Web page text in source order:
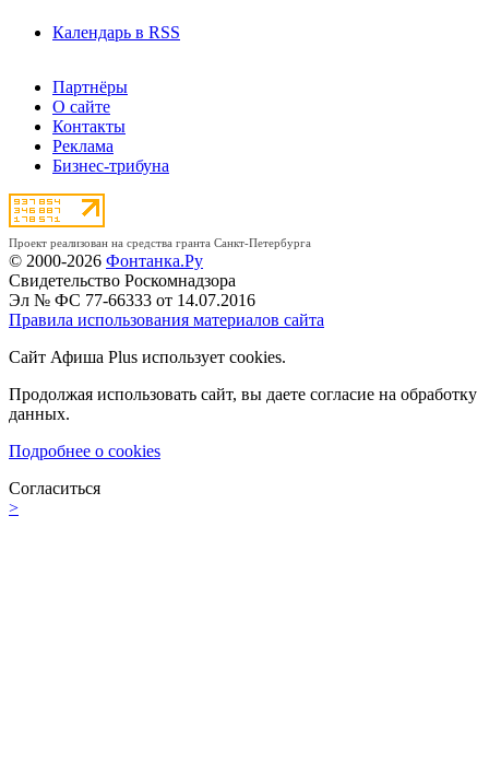
Календарь в RSS
Партнёры
О сайте
Контакты
Реклама
Бизнес-трибуна
Проект реализован на средства гранта Санкт-Петербурга
© 2000-2026 Фонтанка.Ру
Свидетельство Роскомнадзора
Эл № ФС 77-66333 от 14.07.2016
Правила использования материалов сайта
Сайт Афиша Plus использует cookies.
Продолжая использовать сайт, вы даете согласие на обработку
данных.
Подробнее о cookies
Согласиться
>